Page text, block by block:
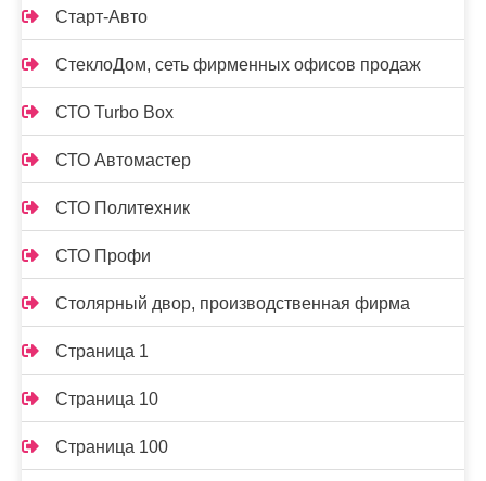
Старт-Авто
СтеклоДом, сеть фирменных офисов продаж
СТО Turbo Box
СТО Автомастер
СТО Политехник
СТО Профи
Столярный двор, производственная фирма
Страница 1
Страница 10
Страница 100